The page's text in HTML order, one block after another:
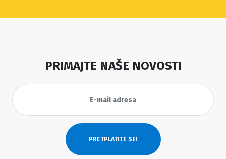
PRIMAJTE NAŠE NOVOSTI